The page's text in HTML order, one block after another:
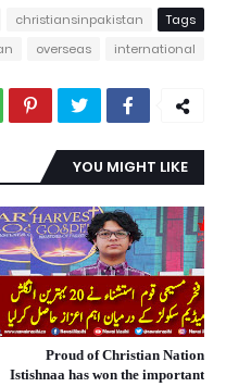
Tags
christiansinpakistan
international
overseas
YOU MIGHT LIKE
Proud of Christian Nation
Istishnaa has won the important